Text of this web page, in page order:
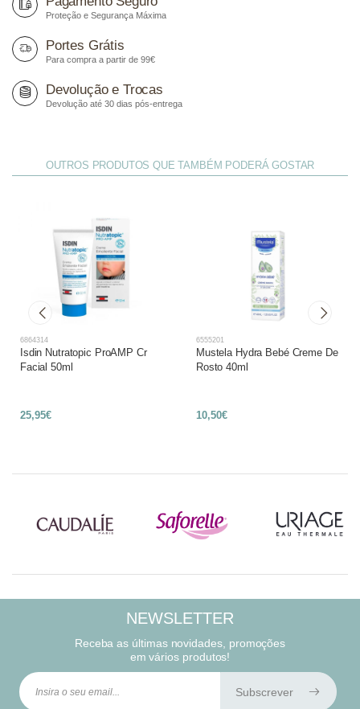
Proteção e Segurança Máxima
Portes Grátis
Para compra a partir de 99€
Devolução e Trocas
Devolução até 30 dias pós-entrega
OUTROS PRODUTOS QUE TAMBÉM PODERÁ GOSTAR
6864314
Isdin Nutratopic ProAMP Cr
Facial 50ml
25,95€
6555201
Mustela Hydra Bebé Creme De
Rosto 40ml
10,50€
NEWSLETTER
Receba as últimas novidades, promoções
em vários produtos!
Subscrever